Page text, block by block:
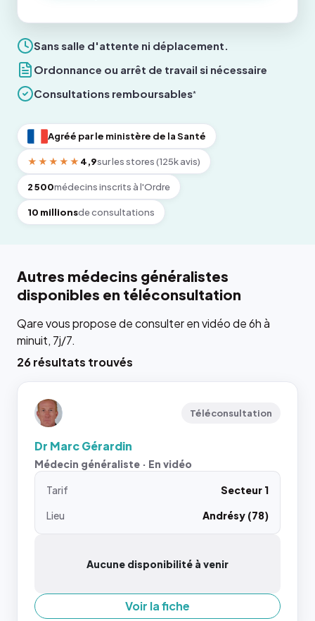
Sans salle d'attente ni déplacement.
Ordonnance ou arrêt de travail si nécessaire
Consultations remboursables*
Agréé par le ministère de la Santé
★★★★★ 4,9sur les stores (125k avis)
2 500médecins inscrits à l'Ordre
10 millionsde consultations
Autres médecins généralistes
disponibles en téléconsultation
Qare vous propose de consulter en vidéo de 6h à
minuit, 7j/7.
26 résultats trouvés
Téléconsultation
Dr Marc Gérardin
Médecin généraliste · En vidéo
Tarif
Secteur 1
Lieu
Andrésy (78)
Aucune disponibilité à venir
Voir la fiche